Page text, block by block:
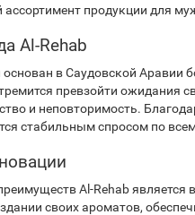
ассортимент продукции для
Al-Rehab
в Саудовской Аравии
превзойти ожидания
и неповторимость.
стабильным спросом по
Al-Rehab
своих ароматов,